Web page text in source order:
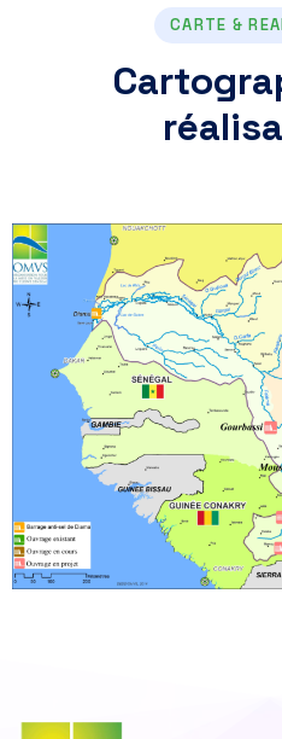
CARTE &
Cartogra
réalisa